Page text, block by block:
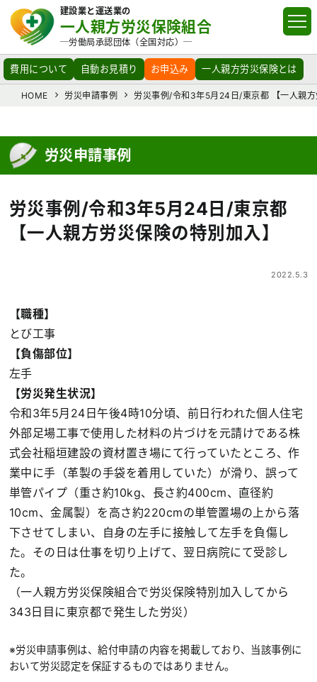
建設業と運送業の
一人親方労災保険組合
─労働局承認団体（全国対応）─
費用について 自動お見積り お申込み 一人親方労災保険とは
HOME 労災申請事例 労災事例/令和3年5月24日/東京都 【一人親
労災申請事例
労災事例/令和3年5月24日/東京都
【一人親方労災保険の特別加入】
2022.5.3
【職種】
とび工事
【負傷部位】
左手
【労災発生状況】
令和3年5月24日午後4時10分頃、前日行われた個人住宅
外部足場工事で使用した材料の片づけを元請けである株
式会社稲垣建設の資材置き場にて行っていたところ、作
業中に手（革製の手袋を着用していた）が滑り、誤って
単管パイプ（重さ約10kg、長さ約400cm、直径約
10cm、金属製）を高さ約220cmの単管置場の上から落
下させてしまい、自身の左手に接触して左手を負傷し
た。その日は仕事を切り上げて、翌日病院にて受診し
た。
（一人親方労災保険組合で労災保険特別加入してから
343日目に東京都で発生した労災）
※労災申請事例は、給付申請の内容を掲載しており、当該事例に
おいて労災認定を保証するものではありません。